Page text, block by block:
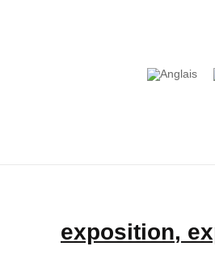
exposition,